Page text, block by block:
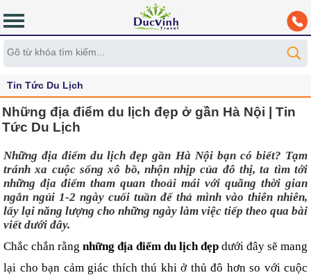
Tin Tức Du Lịch
Những địa điểm du lịch đẹp ở gần Hà Nội | Tin
Tức Du Lịch
Những địa điểm du lịch đẹp gần Hà Nội bạn có biết? Tạm
tránh xa cuộc sống xô bồ, nhộn nhịp của đô thị, ta tìm tới
những địa điểm tham quan thoải mái với quãng thời gian
ngắn ngủi 1-2 ngày cuối tuần để thả mình vào thiên nhiên,
lấy lại năng lượng cho những ngày làm việc tiếp theo qua bài
viết dưới đây.
Chắc chắn rằng những địa điểm du lịch đẹp dưới đây sẽ mang
lại cho bạn cảm giác thích thú khi ở thủ đô hơn so với cuộc